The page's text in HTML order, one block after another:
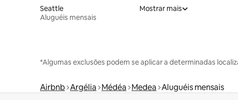
Seattle
Aluguéis mensais
Mostrar mais
*Algumas exclusões podem se aplicar a determinadas
Airbnb Argélia Médéa Medea Aluguéis mensais